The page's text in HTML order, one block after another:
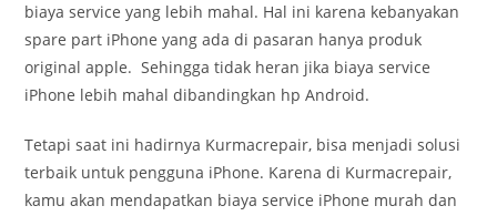
biaya service yang lebih mahal. Hal ini karena kebanyakan
spare part iPhone yang ada di pasaran hanya produk
original apple. Sehingga tidak heran jika biaya service
iPhone lebih mahal dibandingkan hp Android.
Tetapi saat ini hadirnya Kurmacrepair, bisa menjadi solusi
terbaik untuk pengguna iPhone. Karena di Kurmacrepair,
kamu akan mendapatkan biaya service iPhone murah dan